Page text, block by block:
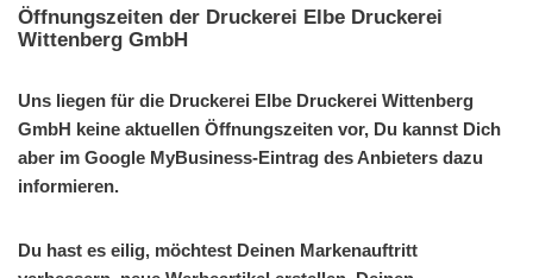
Öffnungszeiten der Druckerei Elbe Druckerei
Wittenberg GmbH
Uns liegen für die Druckerei Elbe Druckerei Wittenberg
GmbH keine aktuellen Öffnungszeiten vor, Du kannst Dich
aber im Google MyBusiness-Eintrag des Anbieters dazu
informieren.
Du hast es eilig, möchtest Deinen Markenauftritt